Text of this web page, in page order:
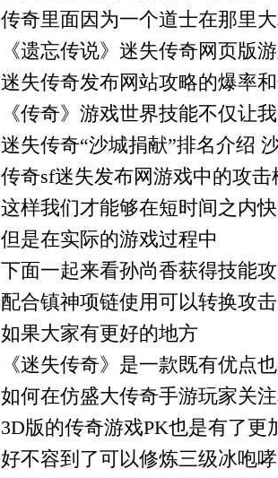
传奇里面因为一个道士在那里
《遗忘传说》迷失传奇网页版
迷失传奇发布网站攻略的爆率
《传奇》游戏世界技能不仅让
迷失传奇“沙城捐献”排名介绍
传奇sf迷失发布网游戏中的攻
这样我们才能够在短时间之内
但是在实际的游戏过程中
下面一起来看孙尚香获得技能
配合镇神项链使用可以转换攻击
如果大家有更好的地方
《迷失传奇》是一款既有优点
如何在仿盛大传奇手游玩家关
3D版的传奇游戏PK也是有了更
好不容到了可以修炼三级冰咆